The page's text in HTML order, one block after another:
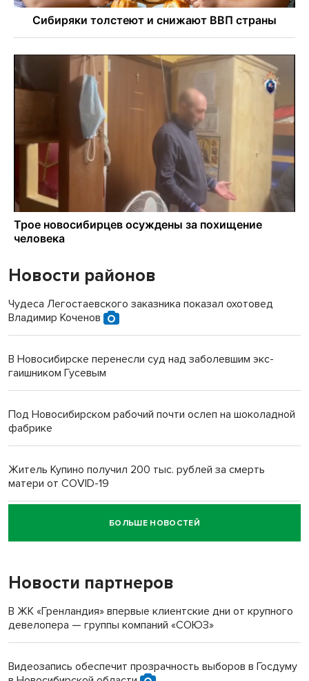
Новости районов
Чудеса Легостаевского заказника показал охотовед
Владимир Коченов
В Новосибирске перенесли суд над заболевшим экс-
гаишником Гусевым
Под Новосибирском рабочий почти ослеп на шоколадной
фабрике
Житель Купино получил 200 тыс. рублей за смерть
матери от COVID-19
Новосибирский суд наказал водителя за смерть
пенсионерки на вокзале
«Мы живём на пастбище!»: в новосибирском селе лошади
терроризируют жителей
БОЛЬШЕ НОВОСТЕЙ
Новости партнеров
В ЖК «Гренландия» впервые клиентские дни от крупного
девелопера — группы компаний «СОЮЗ»
Видеозапись обеспечит прозрачность выборов в Госдуму